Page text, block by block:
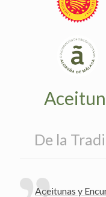
De la
Aceitunas y